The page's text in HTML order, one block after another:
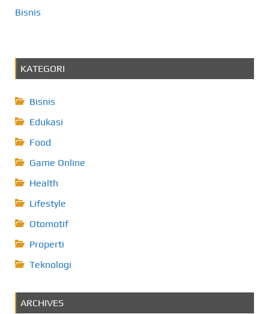
Bisnis
KATEGORI
Bisnis
Edukasi
Food
Game Online
Health
Lifestyle
Otomotif
Properti
Teknologi
ARCHIVES